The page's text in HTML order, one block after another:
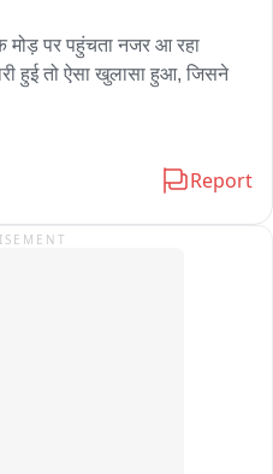
पर पहुंचता नजर आ रहा
हुई तो ऐसा खुलासा हुआ, जिसने
है...अब इंतजार है रिपोर्ट Report